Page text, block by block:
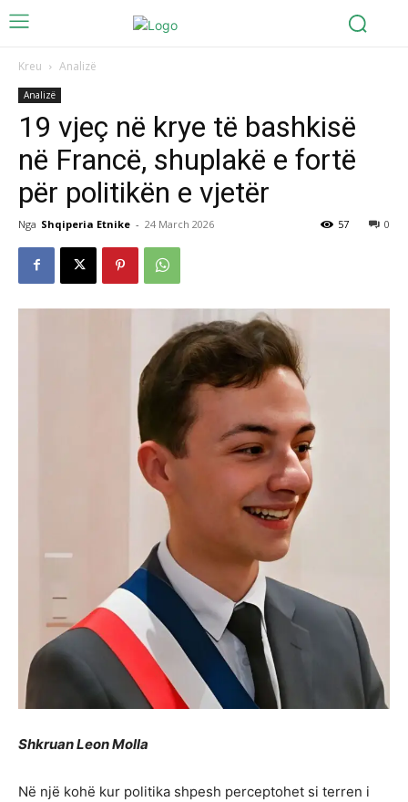
Kreu Analizë
Analizë
19 vjeç në krye të bashkisë
në Francë, shuplakë e fortë
për politikën e vjetër
Nga Shqiperia Etnike - 24 March 2026 0
57
Shkruan Leon Molla
Në një kohë kur politika shpesh perceptohet si terren i